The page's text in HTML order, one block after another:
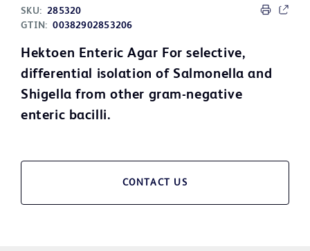
SKU: 285320
GTIN: 00382902853206
Hektoen Enteric Agar For selective,
differential isolation of Salmonella and
Shigella from other gram-negative
enteric bacilli.
CONTACT US